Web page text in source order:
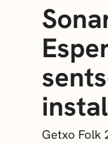
Getxo Folk